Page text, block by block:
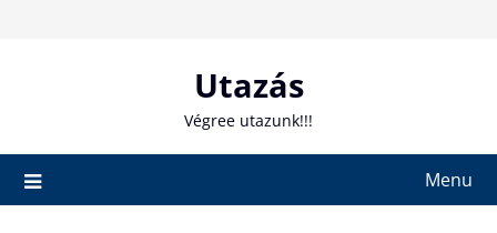
Utazás
Végree utazunk!!!
Menu